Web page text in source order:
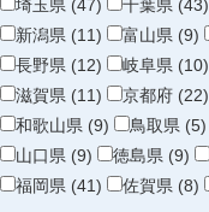
埼玉県 (47)
千葉県 (43)
新潟県 (11)
富山県 (9)
長野県 (12)
岐阜県 (10)
滋賀県 (11)
京都府 (22)
和歌山県 (9)
鳥取県 (5)
山口県 (9)
徳島県 (9)
福岡県 (41)
佐賀県 (8)